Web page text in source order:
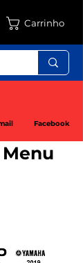
Facebook
Carrinho